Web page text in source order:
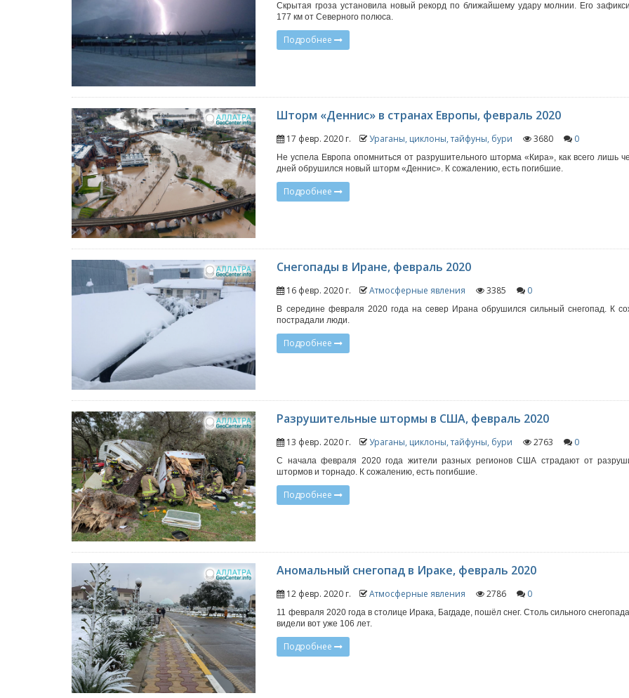
Скрытая гроза установила новый рекорд по ближайшему удару молнии. Его
177 км от Северного полюса.
Подробнее
Шторм «Деннис» в странах Европы, февраль 2020
17 февр. 2020 г. Ураганы, циклоны, тайфуны, бури 3680 0
Не успела Европа опомниться от разрушительного шторма «Кира», как всего лишь
дней обрушился новый шторм «Деннис». К сожалению, есть погибшие.
Подробнее
Снегопады в Иране, февраль 2020
16 февр. 2020 г. Атмосферные явления 3385 0
В середине февраля 2020 года на север Ирана обрушился сильный снегопад. К
пострадали люди.
Подробнее
Разрушительные штормы в США, февраль 2020
13 февр. 2020 г. Ураганы, циклоны, тайфуны, бури 2763 0
С начала февраля 2020 года жители разных регионов США страдают от
штормов и торнадо. К сожалению, есть погибшие.
Подробнее
Аномальный снегопад в Ираке, февраль 2020
12 февр. 2020 г. Атмосферные явления 2786 0
11 февраля 2020 года в столице Ирака, Багдаде, пошёл снег. Столь сильного
видели вот уже 106 лет.
Подробнее